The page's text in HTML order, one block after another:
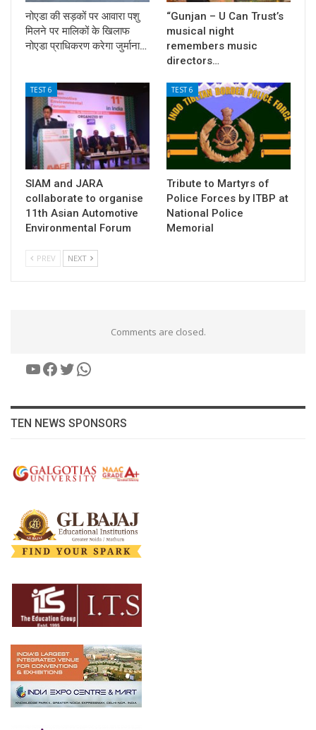
नोएडा की सड़कों पर आवारा पशु
मिलने पर मालिकों के खिलाफ
नोएडा प्राधिकरण करेगा जुर्माना…
“Gunjan – U Can Trust’s
musical night
remembers music
directors…
TEST 6
SIAM and JARA
collaborate to organise
11th Asian Automotive
Environmental Forum
TEST 6
Tribute to Martyrs of
Police Forces by ITBP at
National Police
Memorial
PREV NEXT
Comments are closed.
YouTube
Facebook
Twitter
WhatsApp
TEN NEWS SPONSORS